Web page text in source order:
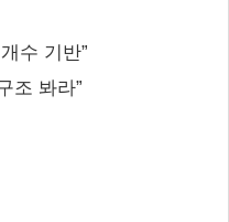
수 기반”
조 봐라”